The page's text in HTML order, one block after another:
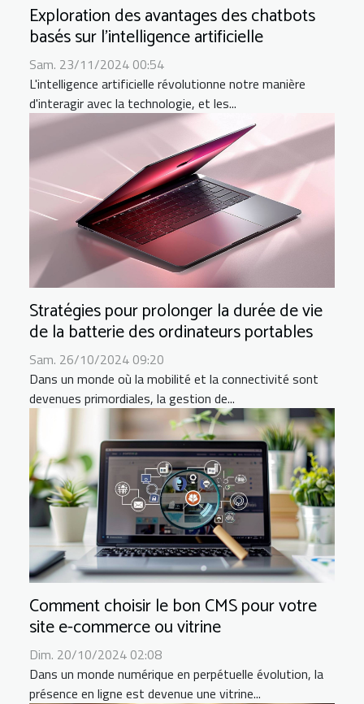
Exploration des avantages des chatbots
basés sur l’intelligence artificielle
Sam. 23/11/2024 00:54
L'intelligence artificielle révolutionne notre manière
d'interagir avec la technologie, et les...
Stratégies pour prolonger la durée de vie
de la batterie des ordinateurs portables
Sam. 26/10/2024 09:20
Dans un monde où la mobilité et la connectivité sont
devenues primordiales, la gestion de...
Comment choisir le bon CMS pour votre
site e-commerce ou vitrine
Dim. 20/10/2024 02:08
Dans un monde numérique en perpétuelle évolution, la
présence en ligne est devenue une vitrine...